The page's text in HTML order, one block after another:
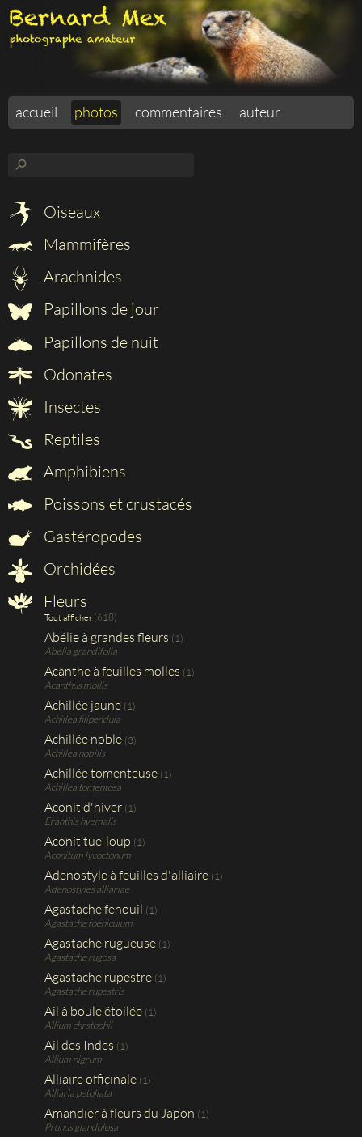
accueil photos commentaires auteur
⚲
Oiseaux
Mammifères
Arachnides
Papillons de jour
Papillons de nuit
Odonates
Insectes
Reptiles
Amphibiens
Poissons et crustacés
Gastéropodes
Orchidées
Fleurs
Tout afficher (618)
Abélie à grandes fleurs (1)
Abelia grandifolia
Acanthe à feuilles molles (1)
Acanthus mollis
Achillée jaune (1)
Achillea filipendula
Achillée noble (3)
Achillea nobilis
Achillée tomenteuse (1)
Achillea tomentosa
Aconit d'hiver (1)
Eranthis hyemalis
Aconit tue-loup (1)
Aconitum lycoctonum
Adenostyle à feuilles d'alliaire (1)
Adenostyles alliariae
Agastache fenouil (1)
Agastache foeniculum
Agastache rugueuse (1)
Agastache rugosa
Agastache rupestre (1)
Agastache rupestris
Ail à boule étoilée (1)
Allium chrstophii
Ail des Indes (1)
Allium nigrum
Alliaire officinale (1)
Alliaria petoliata
Amandier à fleurs du Japon (1)
Prunus glandulosa